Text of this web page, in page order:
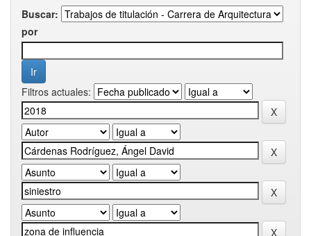
Buscar:
por
Filtros actuales: